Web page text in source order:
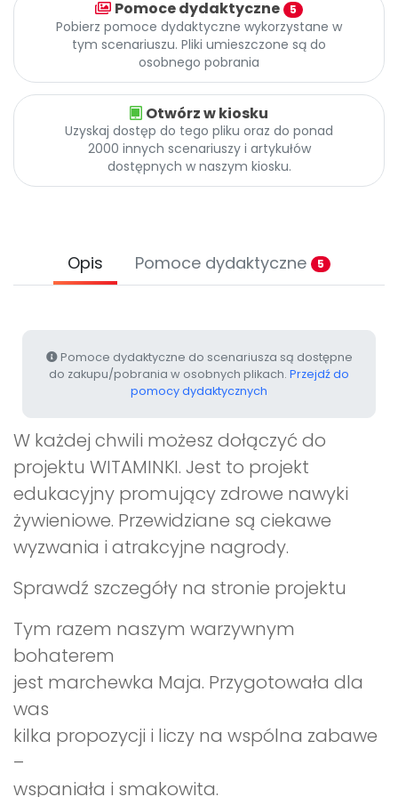
Pomoc
PromocjePomoce dydaktyczne 5
Pobierz pomoce dydaktyczne wykorzystane w
tym scenariuszu. Pliki umieszczone są do
osobnego pobrania
Otwórz w kiosku
Uzyskaj dostęp do tego pliku oraz do ponad
2000 innych scenariuszy i artykułów
dostępnych w naszym kiosku.
Opis Pomoce dydaktyczne 5
Pomoce dydaktyczne do scenariusza są dostępne
do zakupu/pobrania w osobnych plikach. Przejdź do
pomocy dydaktycznych
W każdej chwili możesz dołączyć do
projektu WITAMINKI. Jest to projekt
edukacyjny promujący zdrowe nawyki
żywieniowe. Przewidziane są ciekawe
wyzwania i atrakcyjne nagrody.
Sprawdź szczegóły na stronie projektu
Tym razem naszym warzywnym
bohaterem
jest marchewka Maja. Przygotowała dla
was
kilka propozycji i liczy na wspólna zabawe
–
wspaniała i smakowita.